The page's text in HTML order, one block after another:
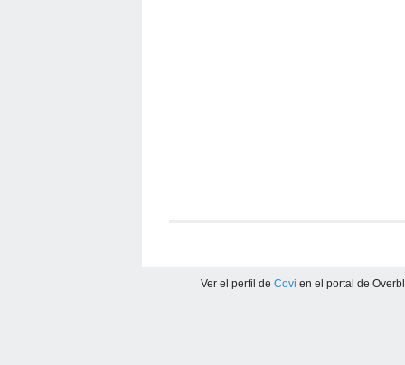
Ver el perfil de Covi en el portal de